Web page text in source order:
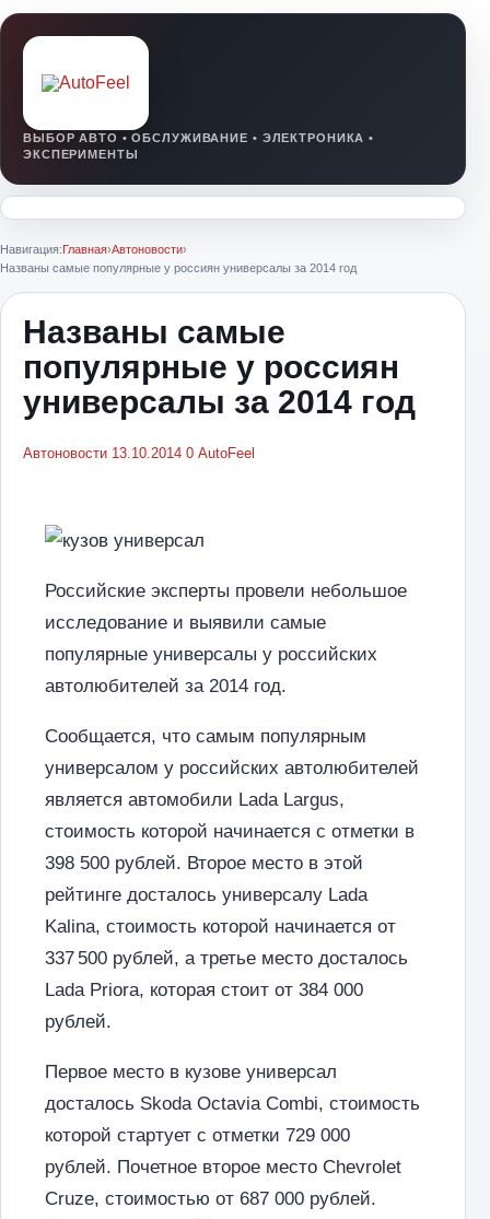
Навигация:Главная›Автоновости›
Названы самые популярные у россиян универсалы за 2014 год
Названы самые
популярные у россиян
универсалы за 2014 год
Автоновости 13.10.2014 0 AutoFeel
Российские эксперты провели небольшое
исследование и выявили самые
популярные универсалы у российских
автолюбителей за 2014 год.
Сообщается, что самым популярным
универсалом у российских автолюбителей
является автомобили Lada Largus,
стоимость которой начинается с отметки в
398 500 рублей. Второе место в этой
рейтинге досталось универсалу Lada
Kalina, стоимость которой начинается от
337 500 рублей, а третье место досталось
Lada Priora, которая стоит от 384 000
рублей.
Первое место в кузове универсал
досталось Skoda Octavia Combi, стоимость
которой стартует с отметки 729 000
рублей. Почетное второе место Chevrolet
Cruze, стоимостью от 687 000 рублей.